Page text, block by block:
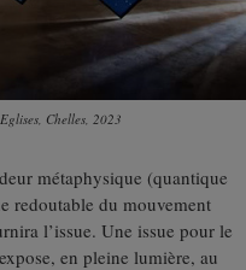
Chelles, 2023
métaphysique (quantique
redoutable du mouvement
l’issue. Une issue pour le
en pleine lumière, au